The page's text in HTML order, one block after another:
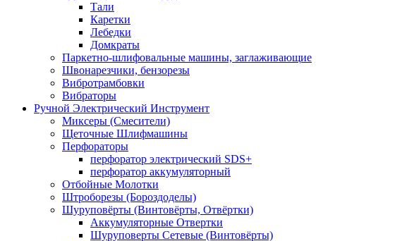
Тали
Каретки
Лебедки
Домкраты
Паркетно-шлифовальные машины, заглаживающие
Швонарезчики, бензорезы
Вибротрамбовки
Вибраторы
Ручной Электрический Инструмент
Миксеры (Смесители)
Щеточные Шлифмашины
Перфораторы
перфоратор электрический SDS+
перфоратор аккумуляторный
Отбойные Молотки
Штроборезы (Бороздоделы)
Шуруповёрты (Винтовёрты, Отвёртки)
Аккумуляторные Отвертки
Шуруповерты Сетевые (Винтовёрты)